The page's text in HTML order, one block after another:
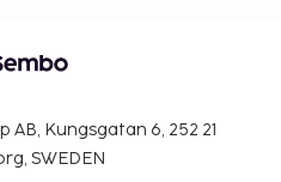
AB, Kungsgatan 6, 252 21
SWEDEN